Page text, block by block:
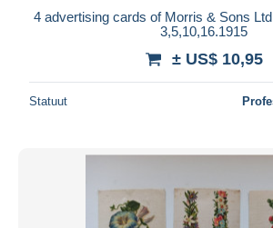
4 advertising cards of Morris & Sons
3,5,10,16.1915
± US$ 10,95
Statuut